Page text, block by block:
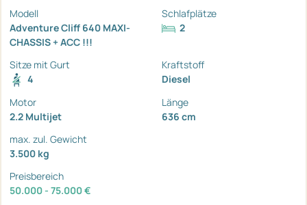
Modell
Adventure Cliff 640 MAXI-
CHASSIS + ACC !!!
Schlafplätze
2
Sitze mit Gurt
4
Kraftstoff
Diesel
Motor
2.2 Multijet
Länge
636 cm
max. zul. Gewicht
3.500 kg
Preisbereich
50.000 - 75.000 €